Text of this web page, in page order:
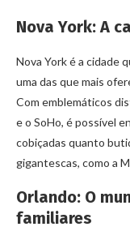
Nova York: A
Nova York é a cidade
uma das que mais
Com emblemáticos
e o SoHo, é possível
cobiçadas quanto
gigantescas, como a
Orlando: O
familiares